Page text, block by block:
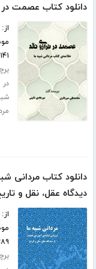
دانلود کتاب عصمت در
از:
۱۴۱ صفحه
در
دانلود کتاب مردانی
دیدگاه عقل، نقل و
از:
۳۸۹